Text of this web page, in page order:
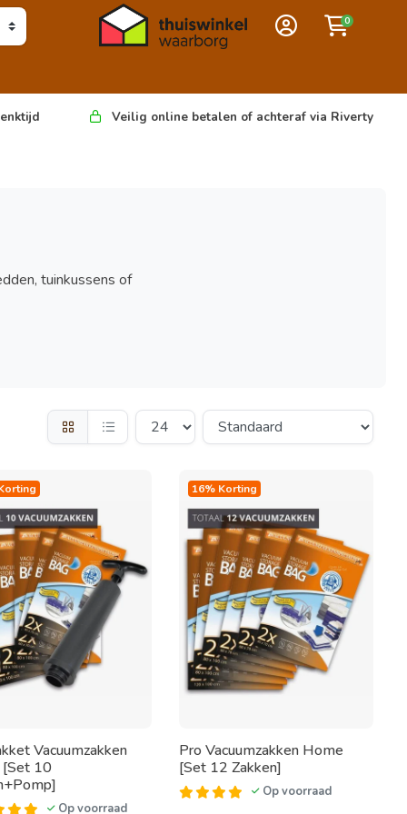
0
Veilig online betalen of achteraf via Riverty
tuinkussens of
Vacuumzakken
10
Op voorraad
16% Korting
Pro Vacuumzakken Home
[Set 12 Zakken]
Op voorraad